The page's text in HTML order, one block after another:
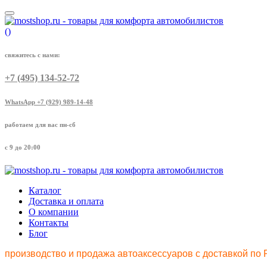
()
свяжитесь с нами:
+7 (495) 134-52-72
WhatsApp +7 (929) 989-14-48
работаем для вас пн-сб
с 9 до 20:00
Каталог
Доставка и оплата
О компании
Контакты
Блог
производство и продажа автоаксессуаров с доставкой по